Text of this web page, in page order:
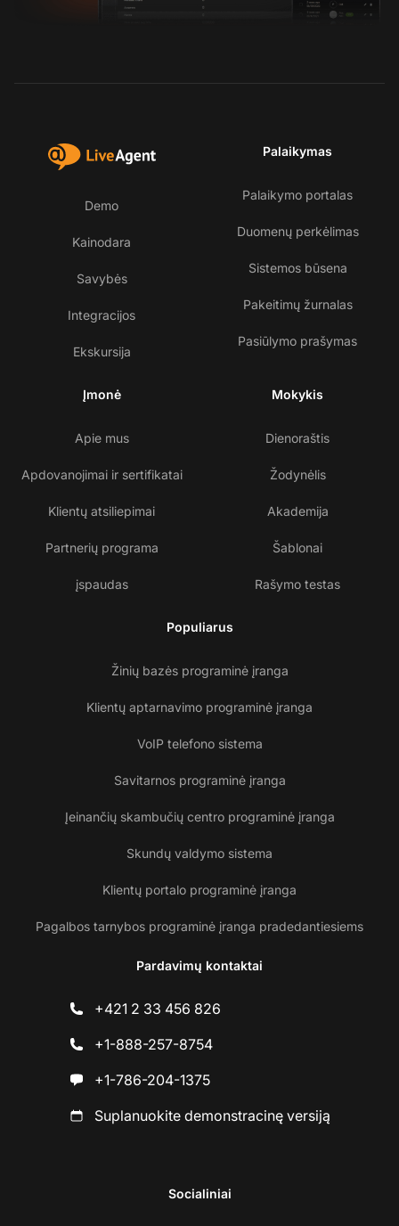
Demo
Kainodara
Savybės
Integracijos
Ekskursija
Palaikymas
Palaikymo portalas
Duomenų perkėlimas
Sistemos būsena
Pakeitimų žurnalas
Pasiūlymo prašymas
Įmonė
Apie mus
Apdovanojimai ir sertifikatai
Klientų atsiliepimai
Partnerių programa
įspaudas
Mokykis
Dienoraštis
Žodynėlis
Akademija
Šablonai
Rašymo testas
Populiarus
Žinių bazės programinė įranga
Klientų aptarnavimo programinė įranga
VoIP telefono sistema
Savitarnos programinė įranga
Įeinančių skambučių centro programinė įranga
Skundų valdymo sistema
Klientų portalo programinė įranga
Pagalbos tarnybos programinė įranga pradedantiesiems
Pardavimų kontaktai
+421 2 33 456 826
+1-888-257-8754
+1-786-204-1375
Suplanuokite demonstracinę versiją
Socialiniai